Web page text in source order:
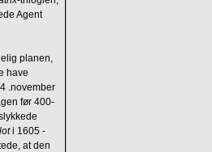
Agent
planen,
have
.november
før 400-
i 1605 -
at den